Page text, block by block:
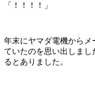
「！！！！」
年末にヤマダ電機から
ていたのを思い出しま
るとありました。